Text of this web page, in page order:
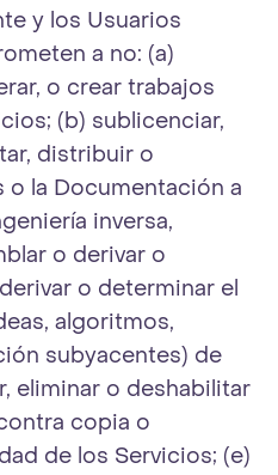
y los Usuarios
a no: (a)
o crear trabajos
(b) sublicenciar,
distribuir o
la Documentación a
inversa,
o derivar o
o determinar el
algoritmos,
subyacentes) de
eliminar o deshabilitar
copia o
de los Servicios; (e)